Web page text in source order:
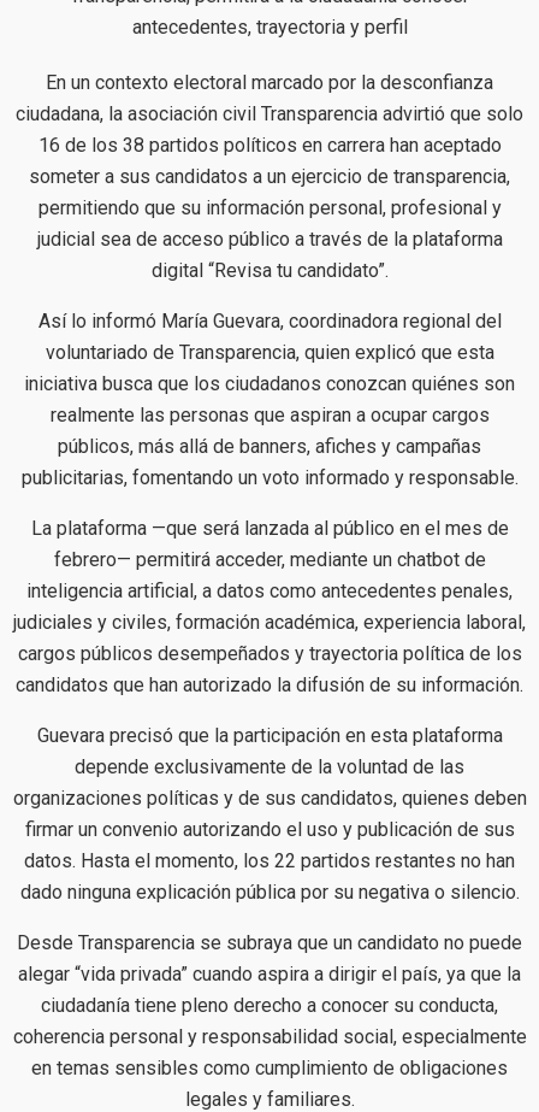
antecedentes, trayectoria y perfil
En un contexto electoral marcado por la desconfianza
ciudadana, la asociación civil Transparencia advirtió que solo
16 de los 38 partidos políticos en carrera han aceptado
someter a sus candidatos a un ejercicio de transparencia,
permitiendo que su información personal, profesional y
judicial sea de acceso público a través de la plataforma
digital “Revisa tu candidato”.
Así lo informó María Guevara, coordinadora regional del
voluntariado de Transparencia, quien explicó que esta
iniciativa busca que los ciudadanos conozcan quiénes son
realmente las personas que aspiran a ocupar cargos
públicos, más allá de banners, afiches y campañas
publicitarias, fomentando un voto informado y responsable.
La plataforma —que será lanzada al público en el mes de
febrero— permitirá acceder, mediante un chatbot de
inteligencia artificial, a datos como antecedentes penales,
judiciales y civiles, formación académica, experiencia laboral,
cargos públicos desempeñados y trayectoria política de los
candidatos que han autorizado la difusión de su información.
Guevara precisó que la participación en esta plataforma
depende exclusivamente de la voluntad de las
organizaciones políticas y de sus candidatos, quienes deben
firmar un convenio autorizando el uso y publicación de sus
datos. Hasta el momento, los 22 partidos restantes no han
dado ninguna explicación pública por su negativa o silencio.
Desde Transparencia se subraya que un candidato no puede
alegar “vida privada” cuando aspira a dirigir el país, ya que la
ciudadanía tiene pleno derecho a conocer su conducta,
coherencia personal y responsabilidad social, especialmente
en temas sensibles como cumplimiento de obligaciones
legales y familiares.